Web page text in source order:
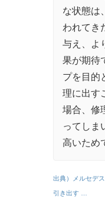
な状態は
われてき
与え、よ
果が期待
プを目的
理に出す
場合、修
ってしま
高いため
出典）メルセデ
引き出す …